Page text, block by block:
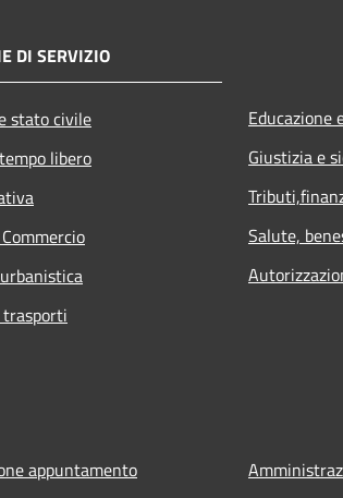
DI SERVIZIO
stato civile
libero
Educazione
Giustizia e
Salute,
appuntamento